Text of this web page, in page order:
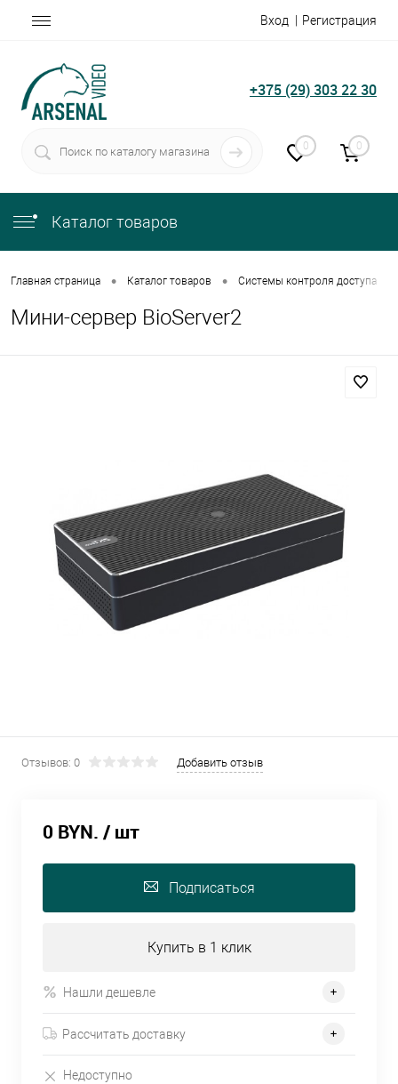
Вход Регистрация
+375 (29) 303 22 30
0 0
Каталог товаров
Главная страница • Каталог товаров • Системы контроля доступа
Мини-сервер BioServer2
Отзывов: 0 Добавить отзыв
0 BYN. / шт
Подписаться
Купить в 1 клик
Нашли дешевле
Рассчитать доставку
Недоступно